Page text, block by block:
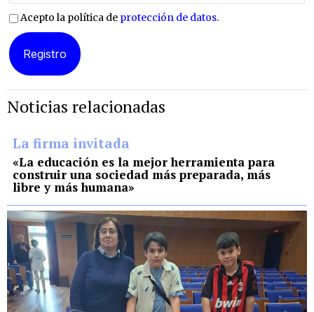
Acepto la política de protección de datos.
Noticias relacionadas
La firma invitada
«La educación es la mejor herramienta para
construir una sociedad más preparada, más
libre y más humana»